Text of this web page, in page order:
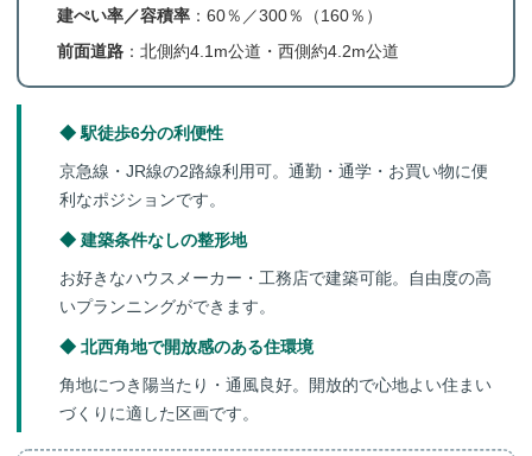
建ぺい率／容積率：60％／300％（160％）
前面道路：北側約4.1m公道・西側約4.2m公道
◆ 駅徒歩6分の利便性
京急線・JR線の2路線利用可。通勤・通学・お買い物に便
利なポジションです。
◆ 建築条件なしの整形地
お好きなハウスメーカー・工務店で建築可能。自由度の高
いプランニングができます。
◆ 北西角地で開放感のある住環境
角地につき陽当たり・通風良好。開放的で心地よい住まい
づくりに適した区画です。